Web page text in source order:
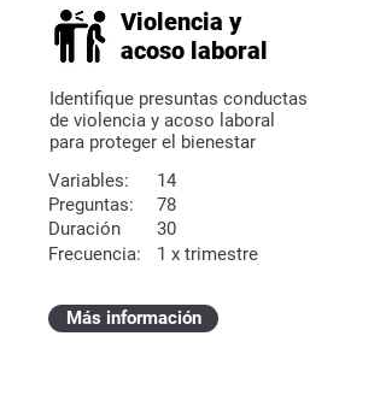
Violencia y
acoso laboral
Identifique presuntas conductas
de violencia y acoso laboral
para proteger el bienestar
Variables:
Preguntas:
Duración
Frecuencia:
14
78
30
1 x trimestre
Más información